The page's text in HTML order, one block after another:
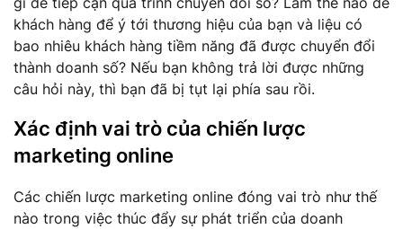
khách hàng để ý tới thương hiệu của bạn và liệu có
bao nhiêu khách hàng tiềm năng đã được chuyển đổi
thành doanh số? Nếu bạn không trả lời được những
câu hỏi này, thì bạn đã bị tụt lại phía sau rồi.
Xác định vai trò của chiến lược
marketing online
Các chiến lược marketing online đóng vai trò như thế
nào trong việc thúc đẩy sự phát triển của doanh